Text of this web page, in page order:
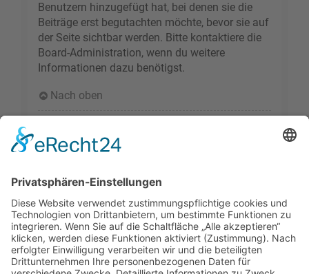
Benutzern hinzugefügt hat, bei denen sie die
Beiträge erst begutachten möchte, bevor sie auf
der Seite sichtbar werden. Bitte kontaktiere die
Board-Administration, wenn du weitere
Informationen dazu benötigst.
Nach oben
Durch Klicken des „Thema als neu markieren“-
Thema wieder ganz nach oben auf die erste
Seite des Forums holen. Wenn du den
entsprechenden Link nicht siehst, dann ist die
Funktion möglicherweise deaktiviert oder seit
der letzten Markierung ist nicht genügend Zeit
vergangen. Es ist auch möglich, das Thema
nach oben zu holen, indem du einfach eine